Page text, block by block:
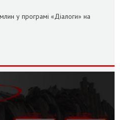
у програмі «Діалоги» на